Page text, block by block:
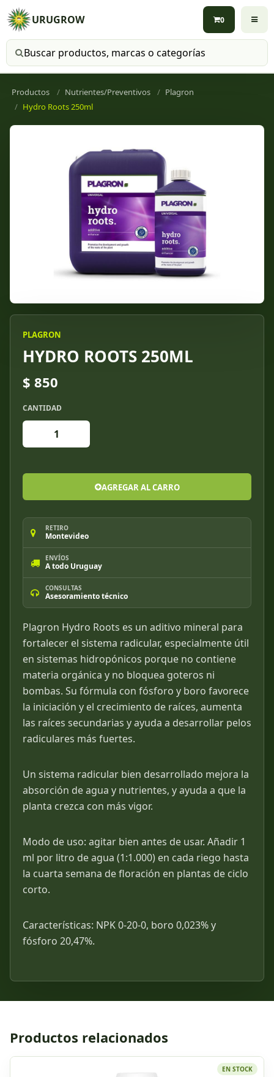
URUGROW
Buscar productos
0
Productos Nutrientes/Preventivos
Plagron
Hydro Roots 250ml
PLAGRON
HYDRO ROOTS 250ML
$ 850
CANTIDAD
AGREGAR AL CARRO
RETIRO
Montevideo
ENVÍOS
A todo Uruguay
CONSULTAS
Asesoramiento técnico
Plagron Hydro Roots es un aditivo mineral para
fortalecer el sistema radicular, especialmente útil
en sistemas hidropónicos porque no contiene
materia orgánica y no bloquea goteros ni
bombas. Su fórmula con fósforo y boro favorece
la iniciación y el crecimiento de raíces, aumenta
las raíces secundarias y ayuda a desarrollar pelos
radiculares más fuertes.
Un sistema radicular bien desarrollado mejora la
absorción de agua y nutrientes, y ayuda a que la
planta crezca con más vigor.
Modo de uso: agitar bien antes de usar. Añadir 1
ml por litro de agua (1:1.000) en cada riego hasta
la cuarta semana de floración en plantas de ciclo
corto.
Características: NPK 0-20-0, boro 0,023% y
fósforo 20,47%.
Productos relacionados
EN STOCK